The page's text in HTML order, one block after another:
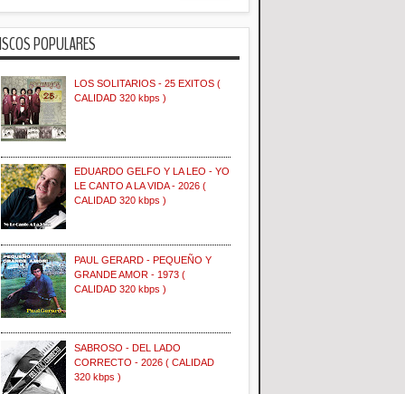
POPULARES
LOS SOLITARIOS - 25 EXITOS (
CALIDAD 320 kbps )
EDUARDO GELFO Y LA LEO - YO
LE CANTO A LA VIDA - 2026 (
CALIDAD 320 kbps )
PAUL GERARD - PEQUEÑO Y
GRANDE AMOR - 1973 (
CALIDAD 320 kbps )
SABROSO - DEL LADO
CORRECTO - 2026 ( CALIDAD
320 kbps )